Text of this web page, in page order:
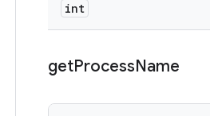
int
getProcessName